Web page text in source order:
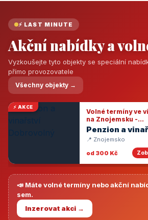
⚡ LAST MINUTE
Akční nabídky a
Vyzkoušejte tyto objekty se speciální
přímo provozovatele
Všechny objekty →
⚡ AKCE
Volné termíny ve
na Znojemsku -
degustace vín
Penzion a
Dobrovolný
📍 Znojemsko
od 300 Kč
📣 Máte volné termíny nebo akční
sem.
Inzerovat akci →